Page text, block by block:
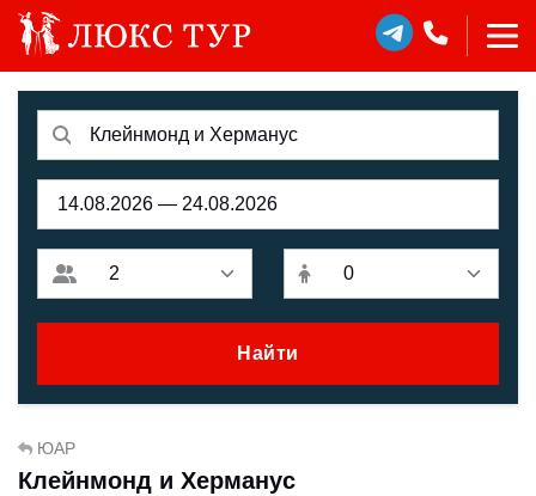
Найти
ЮАР
Клейнмонд и Херманус